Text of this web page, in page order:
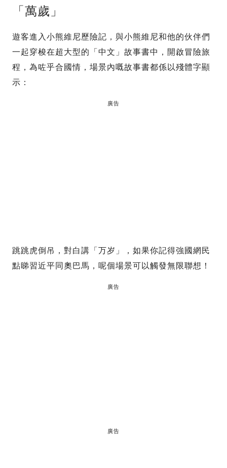
「萬歲」
遊客進入小熊維尼歷險記，與小熊維尼和他的伙伴們
一起穿梭在超大型的「中文」故事書中，開啟冒險旅
程，為咗乎合國情，場景內嘅故事書都係以殘體字顯
示：
廣告
跳跳虎倒吊，對白講「万岁」，如果你記得強國網民
點睇習近平同奧巴馬，呢個場景可以觸發無限聯想！
廣告
廣告